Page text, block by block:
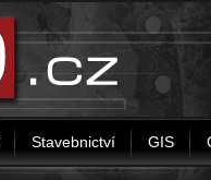
Stavebnictví GIS